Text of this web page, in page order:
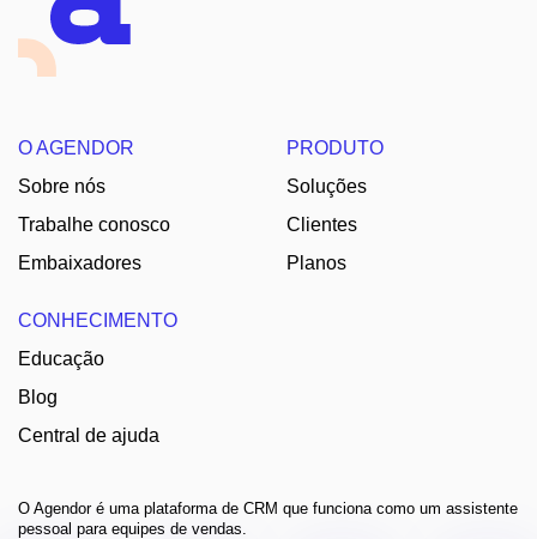
O AGENDOR
Sobre nós
Trabalhe conosco
Embaixadores
PRODUTO
Soluções
Clientes
Planos
CONHECIMENTO
Educação
Blog
Central de ajuda
O Agendor é uma plataforma de CRM que funciona como um assistente
pessoal para equipes de vendas.